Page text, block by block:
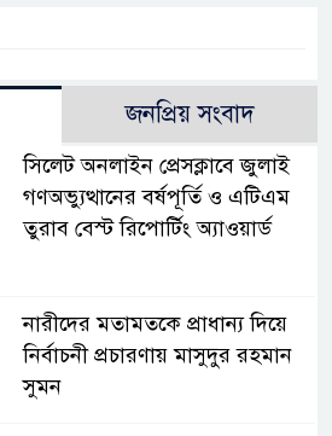
জনপ্রিয় সংবাদ
সিলেট অনলাইন প্রেসক্লাবে জুলাই
গণঅভ্যুত্থানের বর্ষপূর্তি ও এটিএম
তুরাব বেস্ট রিপোর্টিং অ্যাওয়ার্ড
নারীদের মতামতকে প্রাধান্য দিয়ে
নির্বাচনী প্রচারণায় মাসুদুর রহমান
সুমন